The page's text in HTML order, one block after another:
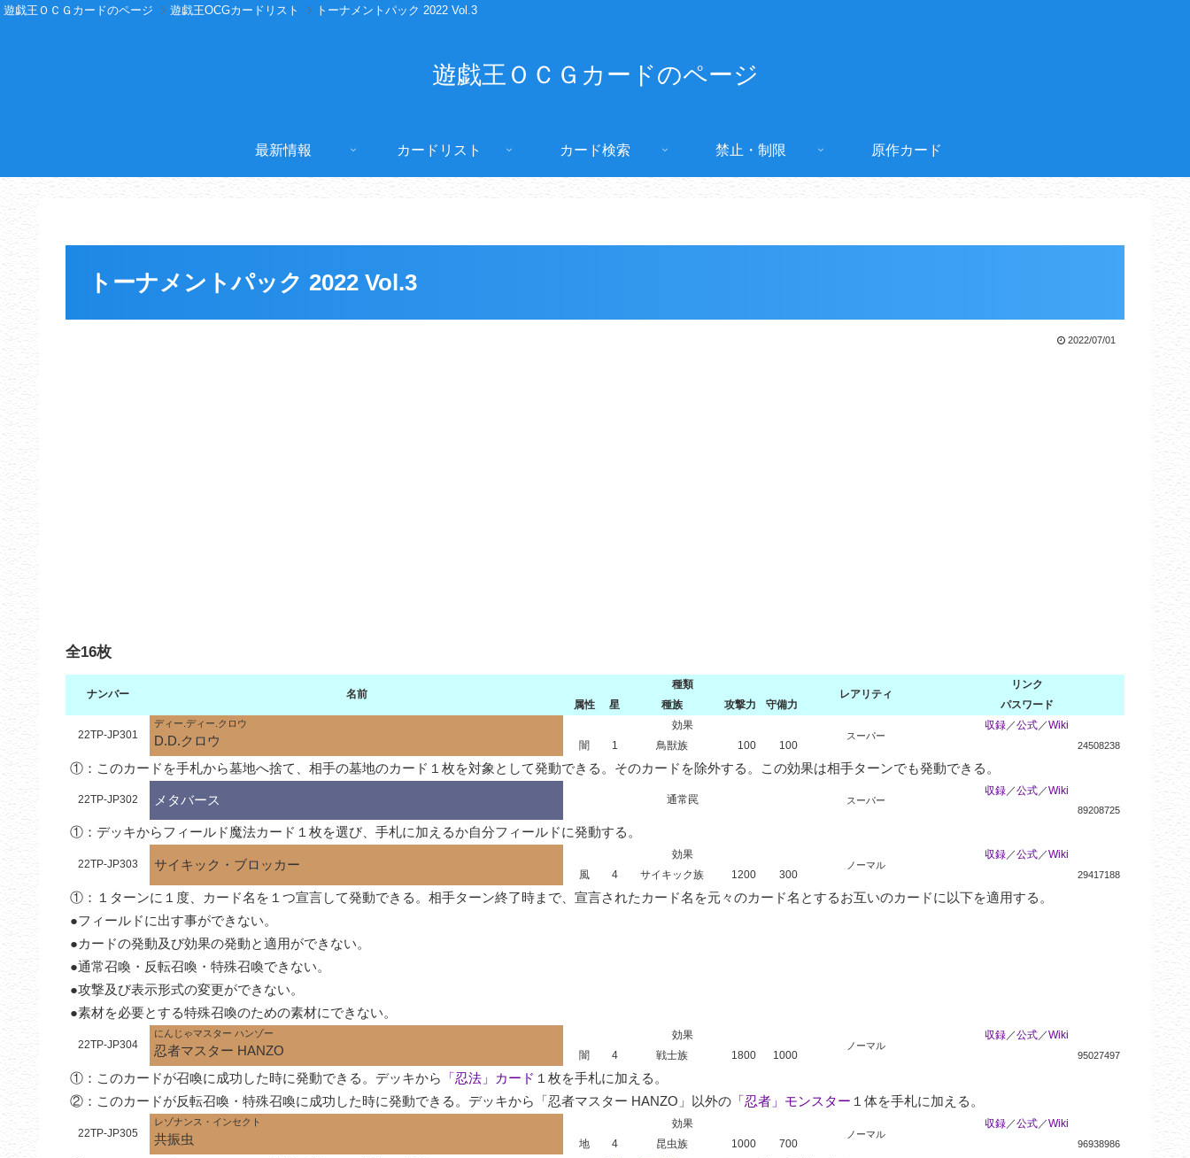
遊戯王ＯＣＧカードのページ 遊戯王OCGカードリスト トーナメントパック 2022 Vol.3
遊戯王ＯＣＧカードのページ
最新情報 カードリスト カード検索 禁止・制限 原作カード
トーナメントパック 2022 Vol.3
2022/07/01
全16枚
ナンバー 名前
種類
レアリティ
リンク
属性
星 種族 攻撃力 守備力 パスワード
22TP-JP301
ディー.ディー.クロウ
D.D.クロウ
効果
スーパー
収録 ／公式 ／Wiki
闇
1 鳥獣族 100 100 24508238
①：このカードを手札から墓地へ捨て、相手の墓地のカード１枚を対象として発動できる。そのカードを除外する。この効果は相手ターンでも発動できる。
22TP-JP302 メタバース 通常罠 スーパー
収録 ／公式 ／Wiki
89208725
①：デッキからフィールド魔法カード１枚を選び、手札に加えるか自分フィールドに発動する。
22TP-JP303 サイキック・ブロッカー
効果
ノーマル
収録 ／公式 ／Wiki
風
4 サイキック族 1200 300 29417188
①：１ターンに１度、カード名を１つ宣言して発動できる。相手ターン終了時まで、宣言されたカード名を元々のカード名とするお互いのカードに以下を適用する。
●フィールドに出す事ができない。
●カードの発動及び効果の発動と適用ができない。
●通常召喚・反転召喚・特殊召喚できない。
●攻撃及び表示形式の変更ができない。
●素材を必要とする特殊召喚のための素材にできない。
22TP-JP304
にんじゃマスター ハンゾー
忍者マスター HANZO
効果
ノーマル
収録 ／公式 ／Wiki
闇
4 戦士族 1800 1000 95027497
①：このカードが召喚に成功した時に発動できる。デッキから 「忍法」カード １枚を手札に加える。
②：このカードが反転召喚・特殊召喚に成功した時に発動できる。デッキから「忍者マスター HANZO」以外の 「忍者」モンスター １体を手札に加える。
22TP-JP305
レゾナンス・インセクト
共振虫
効果
ノーマル
収録 ／公式 ／Wiki
地
4 昆虫族 1000 700 96938986